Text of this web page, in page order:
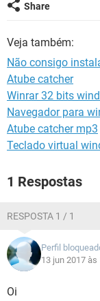
Share
Veja também:
Não consigo
Atube catcher
Winrar 32 bits
Navegador para
Atube catcher mp3
Teclado virtual
1 Respostas
RESPOSTA 1 / 1
Perfil
13 jun 2017 às
Oi